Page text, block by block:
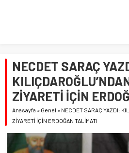
NECDET SARAÇ
ZİYARETİ İÇİN
Anasayfa » Genel » NECDET SARAÇ YAZDI:
ZİYARETİ İÇİN ERDOĞAN TALİMATI